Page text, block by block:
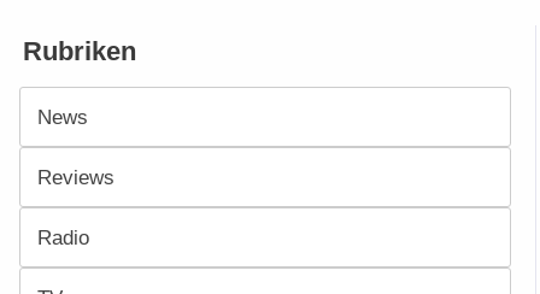
Rubriken
News
Reviews
Radio